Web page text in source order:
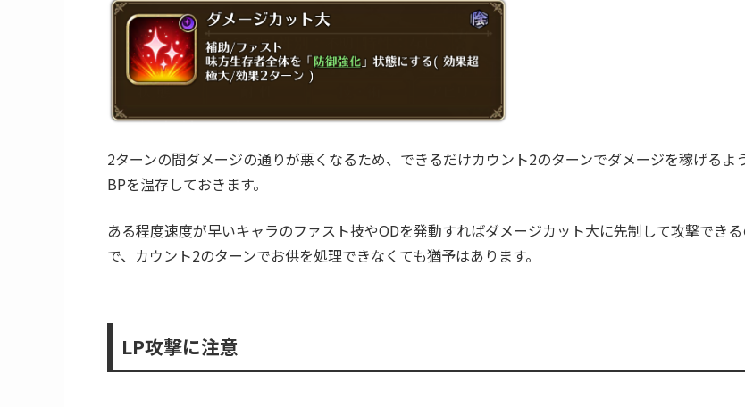
お供はデスマスターの前に横一列で配置されるため、BP効率の良い横攻撃があると処理が楽になりま
す。